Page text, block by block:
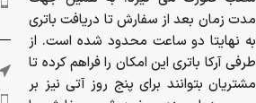
مدت زمان بعد از سفارش تا دریافت باتری
به نهایتا دو ساعت محدود شده است. از
طرفی آرکا باتری این امکان را فراهم کرده تا
مشتریان بتوانند برای پنج روز آتی نیز بر